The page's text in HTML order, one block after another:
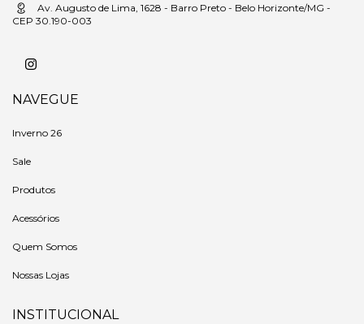
Av. Augusto de Lima, 1628 - Barro Preto - Belo Horizonte/MG -
CEP 30.190-003
NAVEGUE
Inverno 26
Sale
Produtos
Acessórios
Quem Somos
Nossas Lojas
INSTITUCIONAL